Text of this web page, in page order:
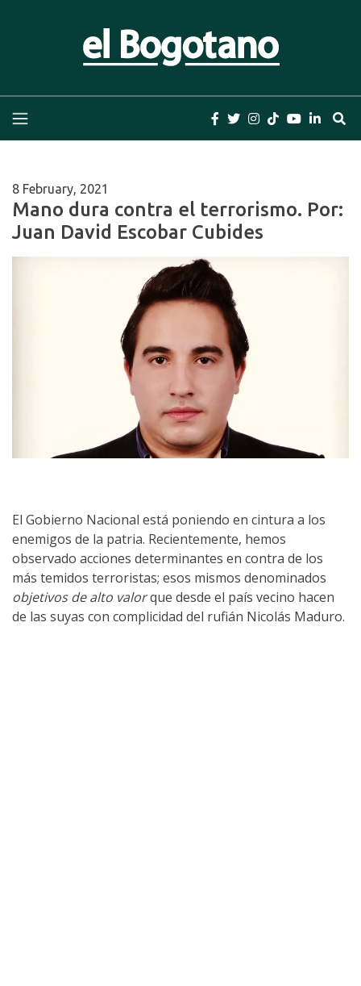
Periódico el Bogotano de la Casa Editorial el
Investigación, Cuentos y Libros
8 February, 2021
Mano dura contra el terrorismo. Por:
Juan David Escobar Cubides
El Gobierno Nacional está poniendo en cintura a los
enemigos de la patria. Recientemente, hemos
observado acciones determinantes en contra de los
más temidos terroristas; esos mismos denominados
objetivos de alto valorque desde el país vecino hacen
de las suyas con complicidad del rufián Nicolás Maduro.